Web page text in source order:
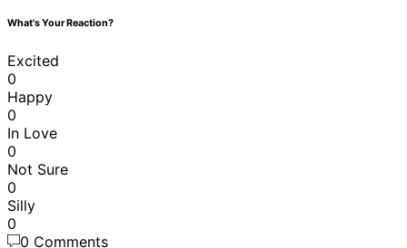
What's Your Reaction?
Excited
0
Happy
0
In Love
0
Not Sure
0
Silly
0
0 Comments